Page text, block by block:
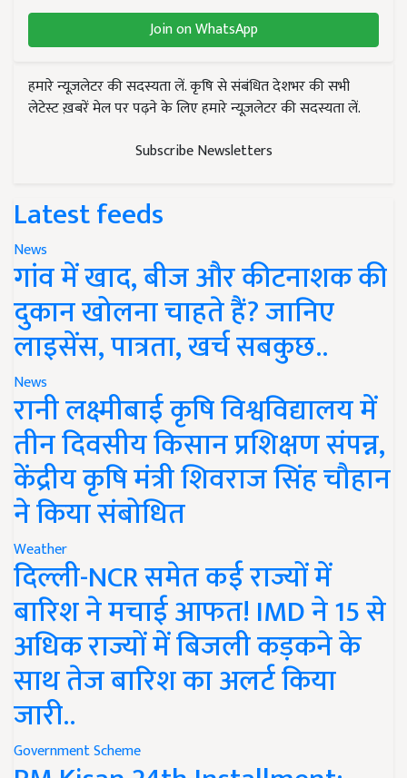
Join on WhatsApp
हमारे न्यूज़लेटर की सदस्यता लें. कृषि से संबंधित देशभर की सभी
लेटेस्ट ख़बरें मेल पर पढ़ने के लिए हमारे न्यूज़लेटर की सदस्यता लें.
Subscribe Newsletters
Latest feeds
News
गांव में खाद, बीज और कीटनाशक की
दुकान खोलना चाहते हैं? जानिए
लाइसेंस, पात्रता, खर्च सबकुछ..
News
रानी लक्ष्मीबाई कृषि विश्वविद्यालय में
तीन दिवसीय किसान प्रशिक्षण संपन्न,
केंद्रीय कृषि मंत्री शिवराज सिंह चौहान
ने किया संबोधित
Weather
दिल्ली-NCR समेत कई राज्यों में
बारिश ने मचाई आफत! IMD ने 15 से
अधिक राज्यों में बिजली कड़कने के
साथ तेज बारिश का अलर्ट किया
जारी..
Government Scheme